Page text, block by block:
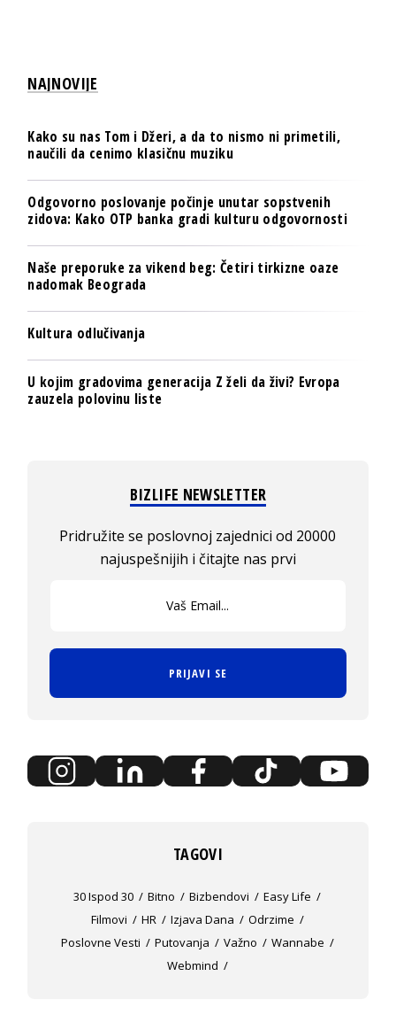
NAJNOVIJE
Kako su nas Tom i Džeri, a da to nismo ni primetili,
naučili da cenimo klasičnu muziku
Odgovorno poslovanje počinje unutar sopstvenih
zidova: Kako OTP banka gradi kulturu odgovornosti
Naše preporuke za vikend beg: Četiri tirkizne oaze
nadomak Beograda
Kultura odlučivanja
U kojim gradovima generacija Z želi da živi? Evropa
zauzela polovinu liste
BIZLIFE NEWSLETTER
Pridružite se poslovnoj zajednici od 20000
najuspešnijih i čitajte nas prvi
PRIJAVI SE
TAGOVI
30 Ispod 30 Bitno Bizbendovi
Easy Life
Filmovi
HR Izjava Dana
Odrzime
Poslovne Vesti
Putovanja Važno
Wannabe
Webmind